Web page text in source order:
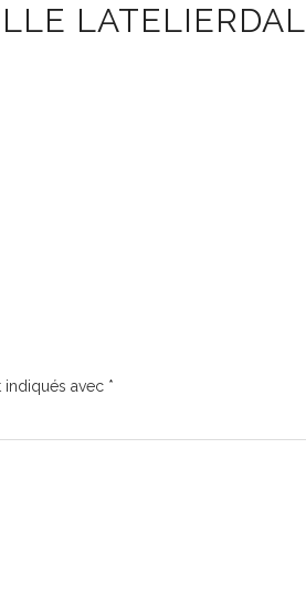
LATELIERDAL
indiqués avec *